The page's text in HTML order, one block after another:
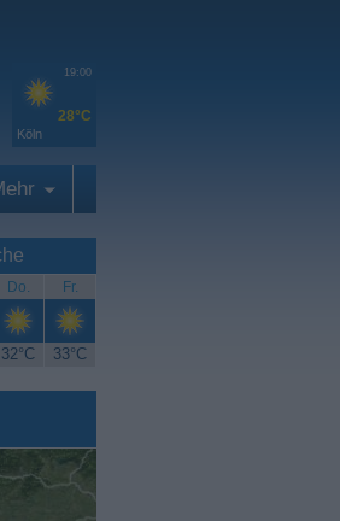
19:00
28°C
Köln
Do. Fr.
32°C 33°C